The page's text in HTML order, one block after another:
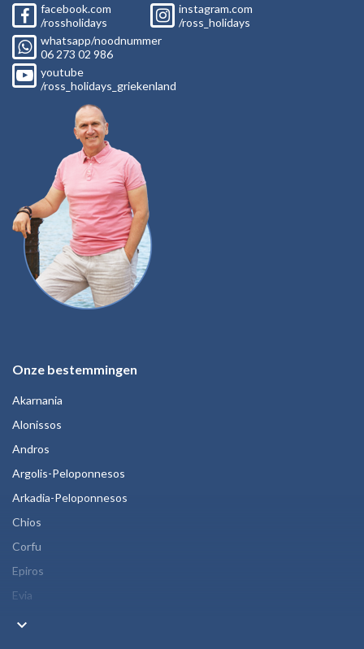
facebook.com
/rossholidays
instagram.com
/ross_holidays
whatsapp/noodnummer
06 273 02 986
youtube
/ross_holidays_griekenland
Onze bestemmingen
Akarnania
Alonissos
Andros
Argolis-Peloponnesos
Arkadia-Peloponnesos
Chios
Corfu
Epiros
Evia
keyboard_arrow_down